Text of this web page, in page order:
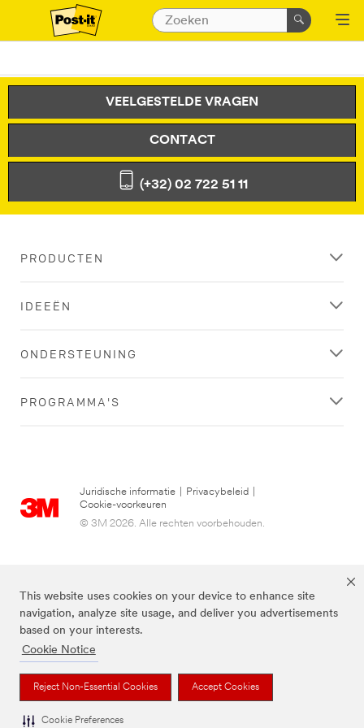
This website uses cookies on your device to enhance site
navigation, analyze site usage, and deliver you advertisements
based on your interests.
Cookie Notice
Reject Non-Essential Cookies Accept Cookies
Cookie Preferences
VEELGESTELDE VRAGEN
CONTACT
(+32) 02 722 51 11
PRODUCTEN
IDEEËN
ONDERSTEUNING
PROGRAMMA'S
Juridische informatie Privacybeleid
Cookie-voorkeuren
© 3M 2026. Alle rechten voorbehouden.
3M, Post-it® en de kleur Canary Yellow™ zijn handelsmerken van 3M.